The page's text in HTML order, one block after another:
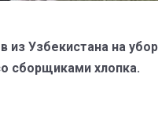
Узбекистана на
сборщиками хлопка.